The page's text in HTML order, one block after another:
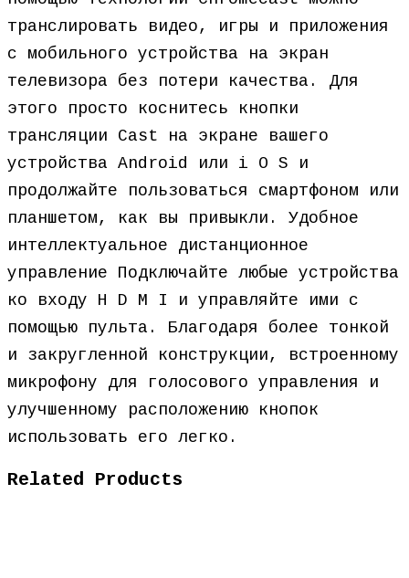
транслировать видео, игры и приложения
с мобильного устройства на экран
телевизора без потери качества. Для
этого просто коснитесь кнопки
трансляции Cast на экране вашего
устройства Android или i O S и
продолжайте пользоваться смартфоном или
планшетом, как вы привыкли. Удобное
интеллектуальное дистанционное
управление Подключайте любые устройства
ко входу H D M I и управляйте ими с
помощью пульта. Благодаря более тонкой
и закругленной конструкции, встроенному
микрофону для голосового управления и
улучшенному расположению кнопок
использовать его легко.
Related Products